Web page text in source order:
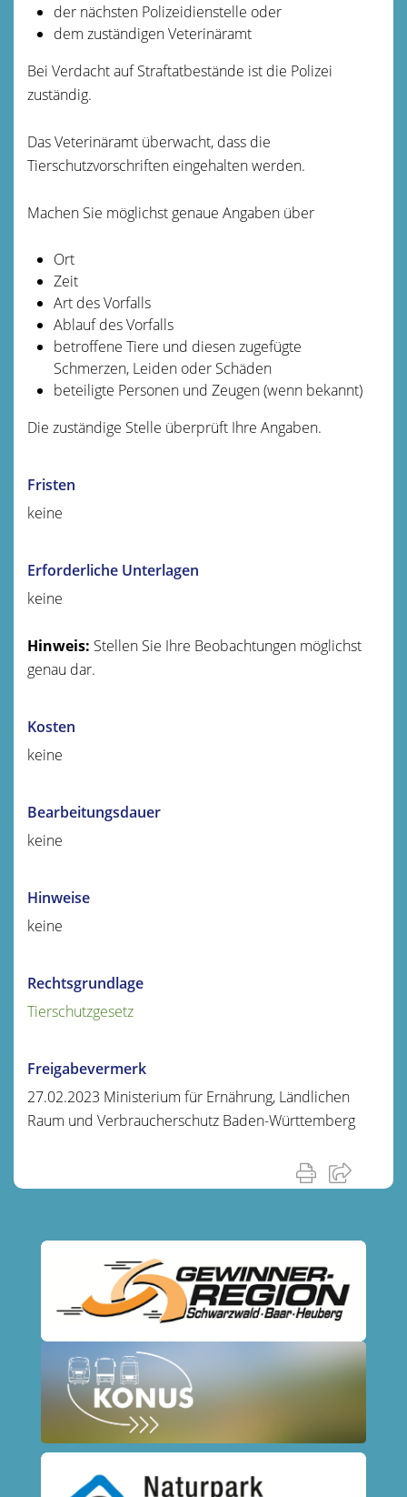
der nächsten Polizeidienstelle oder
dem zuständigen Veterinäramt
Bei Verdacht auf Straftatbestände ist die Polizei
zuständig.
Das Veterinäramt überwacht, dass die
Tierschutzvorschriften eingehalten werden.
Machen Sie möglichst genaue Angaben über
Ort
Zeit
Art des Vorfalls
Ablauf des Vorfalls
betroffene Tiere und diesen zugefügte
Schmerzen, Leiden oder Schäden
beteiligte Personen und Zeugen(wenn bekannt)
Die zuständige Stelle überprüft Ihre Angaben.
Fristen
keine
Erforderliche Unterlagen
keine
Hinweis: Stellen Sie Ihre Beobachtungen möglichst
genau dar.
Kosten
keine
Bearbeitungsdauer
keine
Hinweise
keine
Rechtsgrundlage
Tierschutzgesetz
Freigabevermerk
27.02.2023 Ministerium für Ernährung, Ländlichen
Raum und Verbraucherschutz Baden-Württemberg